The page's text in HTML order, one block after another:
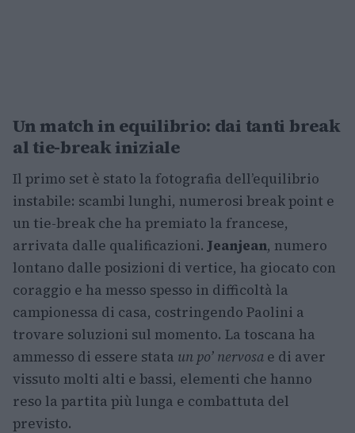
Un match in equilibrio: dai tanti break
al tie-break iniziale
Il primo set è stato la fotografia dell’equilibrio
instabile: scambi lunghi, numerosi break point e
un tie-break che ha premiato la francese,
arrivata dalle qualificazioni.Jeanjean, numero
lontano dalle posizioni di vertice, ha giocato con
coraggio e ha messo spesso in difficoltà la
campionessa di casa, costringendo Paolini a
trovare soluzioni sul momento. La toscana ha
ammesso di essere stata un po’ nervosa e di aver
vissuto molti alti e bassi, elementi che hanno
reso la partita più lunga e combattuta del
previsto.